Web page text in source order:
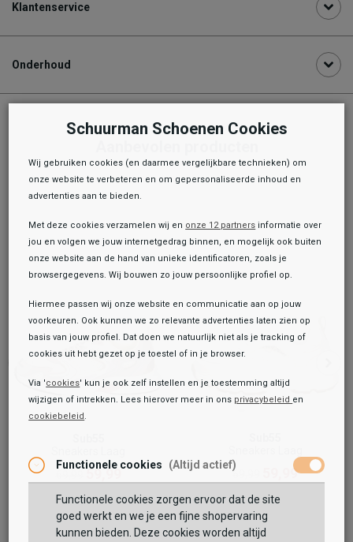
Sneakers Laag
69,99
49,99
Maat:
Klantenservice
Onderhoud
59,99
69,99
59,99
Toegevoegd aan je winkeltas!
Schuurman Schoenen Cookies
Wij gebruiken cookies (en daarmee vergelijkbare technieken) om
onze website te verbeteren en om gepersonaliseerde inhoud en
advertenties aan te bieden.
Met deze cookies verzamelen wij en onze 12 partners informatie over
jou en volgen we jouw internetgedrag binnen, en mogelijk ook buiten
onze website aan de hand van unieke identificatoren, zoals je
browsergegevens. Wij bouwen zo jouw persoonlijke profiel op.
Hiermee passen wij onze website en communicatie aan op jouw
voorkeuren. Ook kunnen we zo relevante advertenties laten zien op
basis van jouw profiel. Dat doen we natuurlijk niet als je tracking of
cookies uit hebt gezet op je toestel of in je browser.
Via 'cookies' kun je ook zelf instellen en je toestemming altijd
wijzigen of intrekken. Lees hierover meer in ons privacybeleid en
cookiebeleid.
Functionele cookies (Altijd actief)
Functionele cookies zorgen ervoor dat de site
goed werkt en we je een fijne shopervaring
kunnen bieden. Deze cookies worden altijd